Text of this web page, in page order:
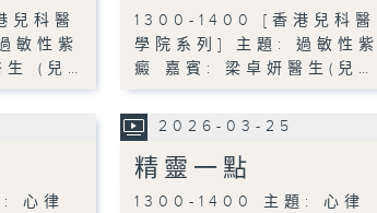
科醫
敏性紫
生 (兒…
1300-1400 [香港兒科醫
學院系列] 主題: 過敏性紫
癜 嘉賓: 梁卓妍醫生(兒…
心律
2026-03-25
精靈一點
1300-1400 主題: 心律